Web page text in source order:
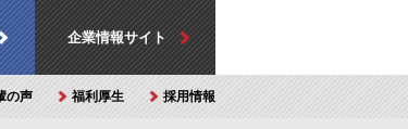
企業情報サイト
の声 福利厚生 採用情報